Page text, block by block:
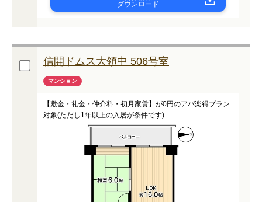
ダウンロード
信開ドムス大領中 506号室
マンション
【敷金・礼金・仲介料・初月家賃】が0円のアパ楽得プラン
対象(ただし1年以上の入居が条件です)